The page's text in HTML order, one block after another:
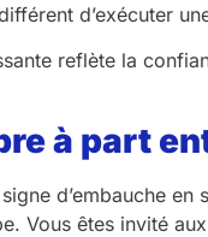
d’exécuter
reflète la
à part
d’embauche
Vous êtes invité